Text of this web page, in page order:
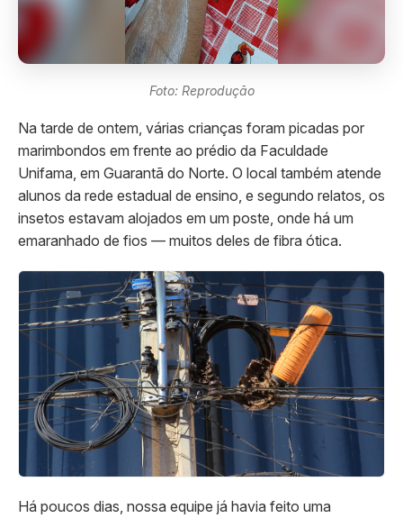
Foto: Reprodução
Na tarde de ontem, várias crianças foram picadas por
marimbondos em frente ao prédio da Faculdade
Unifama, em Guarantã do Norte. O local também atende
alunos da rede estadual de ensino, e segundo relatos, os
insetos estavam alojados em um poste, onde há um
emaranhado de fios — muitos deles de fibra ótica.
Há poucos dias, nossa equipe já havia feito uma